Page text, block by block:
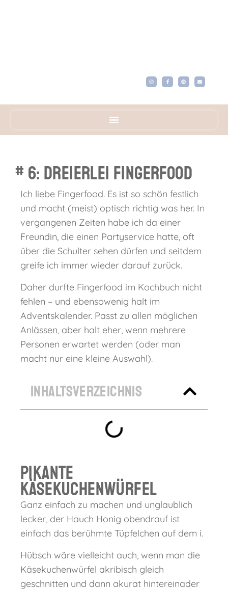
# 6: Dreierlei Fingerfood
Ich liebe Fingerfood. Es ist so schön festlich
und macht (meist) optisch richtig was her. In
vergangenen Zeiten habe ich da einer
Freundin, die einen Partyservice hatte, oft
über die Schulter sehen dürfen und seitdem
greife ich immer wieder darauf zurück.
Daher durfte Fingerfood im Kochbuch nicht
fehlen – und ebensowenig halt im
Adventskalender. Passt zu allen möglichen
Anlässen, aber halt eher, wenn mehrere
Personen erwartet werden (oder man
macht nur eine kleine Auswahl).
Inhaltsverzeichnis
Pikante
Käsekuchenwürfel
Ganz einfach zu machen und unglaublich
lecker, der Hauch Honig obendrauf ist
einfach das berühmte Tüpfelchen auf dem i.
Hübsch wäre vielleicht auch, wenn man die
Käsekuchenwürfel akribisch gleich
geschnitten und dann akurat hintereinader